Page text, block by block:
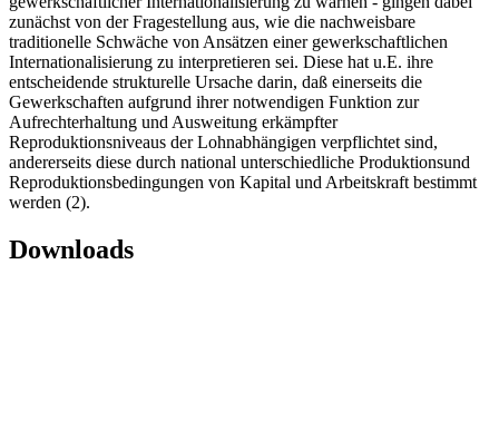
zunächst von der Fragestellung aus, wie die nachweisbare
traditionelle Schwäche von Ansätzen einer gewerkschaftlichen
Internationalisierung zu interpretieren sei. Diese hat u.E. ihre
entscheidende strukturelle Ursache darin, daß einerseits die
Gewerkschaften aufgrund ihrer notwendigen Funktion zur
Aufrechterhaltung und Ausweitung erkämpfter
Reproduktionsniveaus der Lohnabhängigen verpflichtet sind,
andererseits diese durch national unterschiedliche Produktionsund
Reproduktionsbedingungen von Kapital und Arbeitskraft bestimmt
werden (2).
Downloads